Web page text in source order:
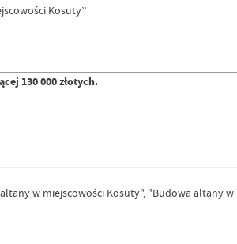
Kosuty’’
130 000 złotych.
w miejscowości Kosuty", "Budowa altany